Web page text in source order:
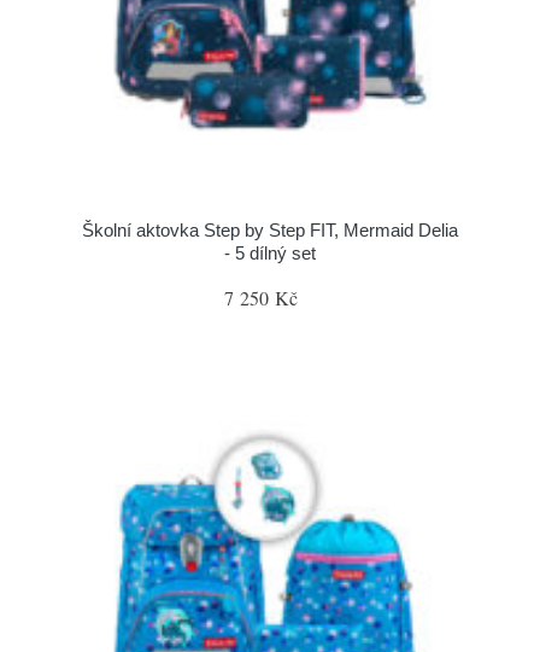
Školní aktovka Step by Step FIT, Mermaid Delia
- 5 dílný set
7 250 Kč